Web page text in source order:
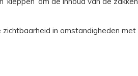
in omstandigheden met